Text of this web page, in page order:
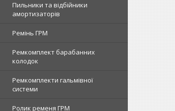
Пильники та відбійники
амортизаторів
Ремінь ГРМ
Ремкомплект барабанних
колодок
Ремкомплекти гальмівної
системи
Ролик ременя ГРМ